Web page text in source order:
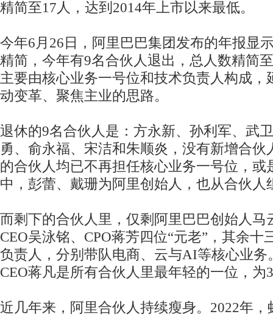
精简至17人，达到2014年上市以来最低。
今年6月26日，阿里巴巴集团发布的年报显
精简，今年有9名合伙人退出，总人数精简
主要由核心业务一号位和技术负责人构成，
动变革、聚焦主业的思路。
退休的9名合伙人是：方永新、孙利军、武
勇、俞永福、宋洁和朱顺炎，没有新增合伙
的合伙人均已不再担任核心业务一号位，或
中，彭蕾、戴珊为阿里创始人，也从合伙人
而剩下的合伙人里，仅剩阿里巴巴创始人马
CEO吴泳铭、CPO蒋芳四位“元老”，其余十
负责人，分别带队电商、云与AI等核心业务
CEO蒋凡是所有合伙人里最年轻的一位，为
近几年来，阿里合伙人持续瘦身。2022年